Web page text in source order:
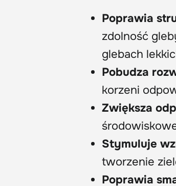
Poprawia
zdolność
glebach
Pobudza
korzeni
Zwiększa
Stymuluje
tworzenie
Poprawia